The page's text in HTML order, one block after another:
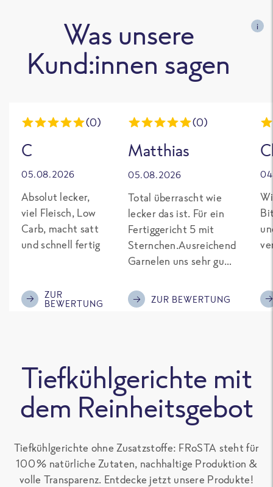
Was unsere
Kund:innen sagen
i
(0)
C
05.08.2026
Absolut lecker,
viel Fleisch, Low
Carb, macht satt
und schnell fertig
ZUR
BEWERTUNG
(0)
Matthias
05.08.2026
Total überrascht wie
lecker das ist. Für ein
Fertiggericht 5 mit
Sternchen.Ausreichend
Garnelen uns sehr gut
Kompliment
ZUR BEWERTUNG
Tiefkühlgerichte mit
dem Reinheitsgebot
Tiefkühlgerichte ohne Zusatzstoffe: FRoSTA steht für
100 % natürliche Zutaten, nachhaltige Produktion &
volle Transparenz. Entdecke jetzt unsere Produkte!